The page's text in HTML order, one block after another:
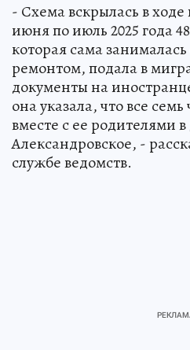
- Схема вскрылась в
июня по июль 2025 года
которая сама
ремонтом, подала в
документы на
она указала, что все
вместе с ее родителями
Александровское, -
службе ведомств.